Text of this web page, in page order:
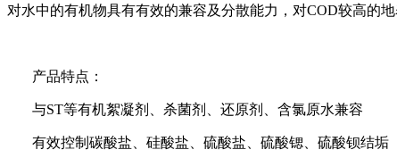
对水中的有机物具有有效的兼容及分散能力，对COD较高的
产品特点：
与ST等有机絮凝剂、杀菌剂、还原剂、含氯原水兼容
有效控制碳酸盐、硅酸盐、硫酸盐、硫酸锶、硫酸钡结垢